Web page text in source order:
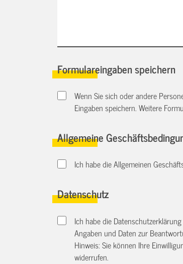
Formulareingaben speichern
Wenn Sie sich oder andere
Eingaben speichern. Weitere
Allgemeine
Ich habe die Allgemeinen
Datenschutz
Ich habe die
Angaben und Daten zur
Hinweis: Sie können Ihre
widerrufen.